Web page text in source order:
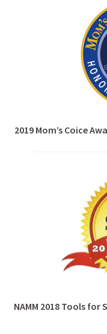
2019 Mom’s Coice
NAMM 2018 Tools for